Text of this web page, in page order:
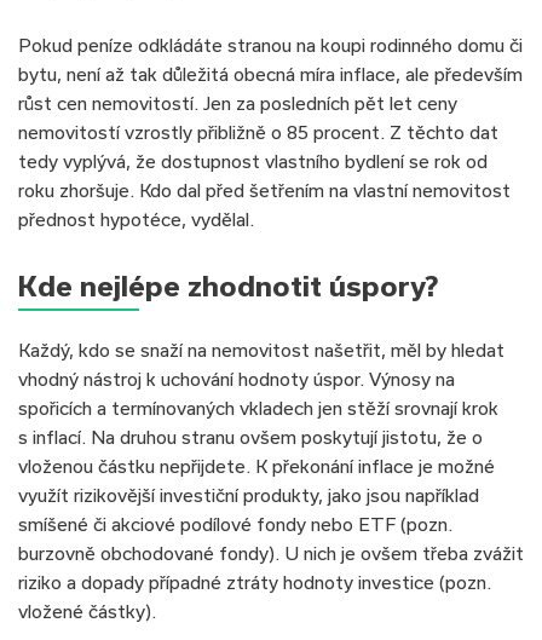
Pokud peníze odkládáte stranou na koupi rodinného domu či
bytu, není až tak důležitá obecná míra inflace, ale především
růst cen nemovitostí. Jen za posledních pět let ceny
nemovitostí vzrostly přibližně o 85 procent. Z těchto dat
tedy vyplývá, že dostupnost vlastního bydlení se rok od
roku zhoršuje. Kdo dal před šetřením na vlastní nemovitost
přednost hypotéce, vydělal.
Kde nejlépe zhodnotit úspory?
Každý, kdo se snaží na nemovitost našetřit, měl by hledat
vhodný nástroj k uchování hodnoty úspor. Výnosy na
spořicích a termínovaných vkladech jen stěží srovnají krok
s inflací. Na druhou stranu ovšem poskytují jistotu, že o
vloženou částku nepřijdete. K překonání inflace je možné
využít rizikovější investiční produkty, jako jsou například
smíšené či akciové podílové fondy nebo ETF (pozn.
burzovně obchodované fondy). U nich je ovšem třeba zvážit
riziko a dopady případné ztráty hodnoty investice (pozn.
vložené částky).